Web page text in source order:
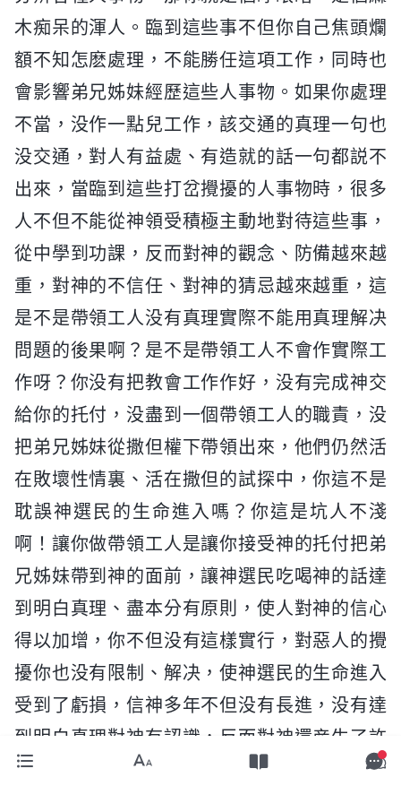
木痴呆的渾人。臨到這些事不但你自己焦頭爛
額不知怎麽處理，不能勝任這項工作，同時也
會影響弟兄姊妹經歷這些人事物。如果你處理
不當，没作一點兒工作，該交通的真理一句也
没交通，對人有益處、有造就的話一句都説不
出來，當臨到這些打岔攪擾的人事物時，很多
人不但不能從神領受積極主動地對待這些事，
從中學到功課，反而對神的觀念、防備越來越
重，對神的不信任、對神的猜忌越來越重，這
是不是帶領工人没有真理實際不能用真理解决
問題的後果啊？是不是帶領工人不會作實際工
作呀？你没有把教會工作作好，没有完成神交
給你的托付，没盡到一個帶領工人的職責，没
把弟兄姊妹從撒但權下帶領出來，他們仍然活
在敗壞性情裏、活在撒但的試探中，你這不是
耽誤神選民的生命進入嗎？你這是坑人不淺
啊！讓你做帶領工人是讓你接受神的托付把弟
兄姊妹帶到神的面前，讓神選民吃喝神的話達
到明白真理、盡本分有原則，使人對神的信心
得以加增，你不但没有這樣實行，對惡人的攪
擾你也没有限制、解决，使神選民的生命進入
受到了虧損，信神多年不但没有長進，没有達
到明白真理對神有認識，反而對神還産生了許
多觀念、誤解，一點兒真實的順服都没有，那